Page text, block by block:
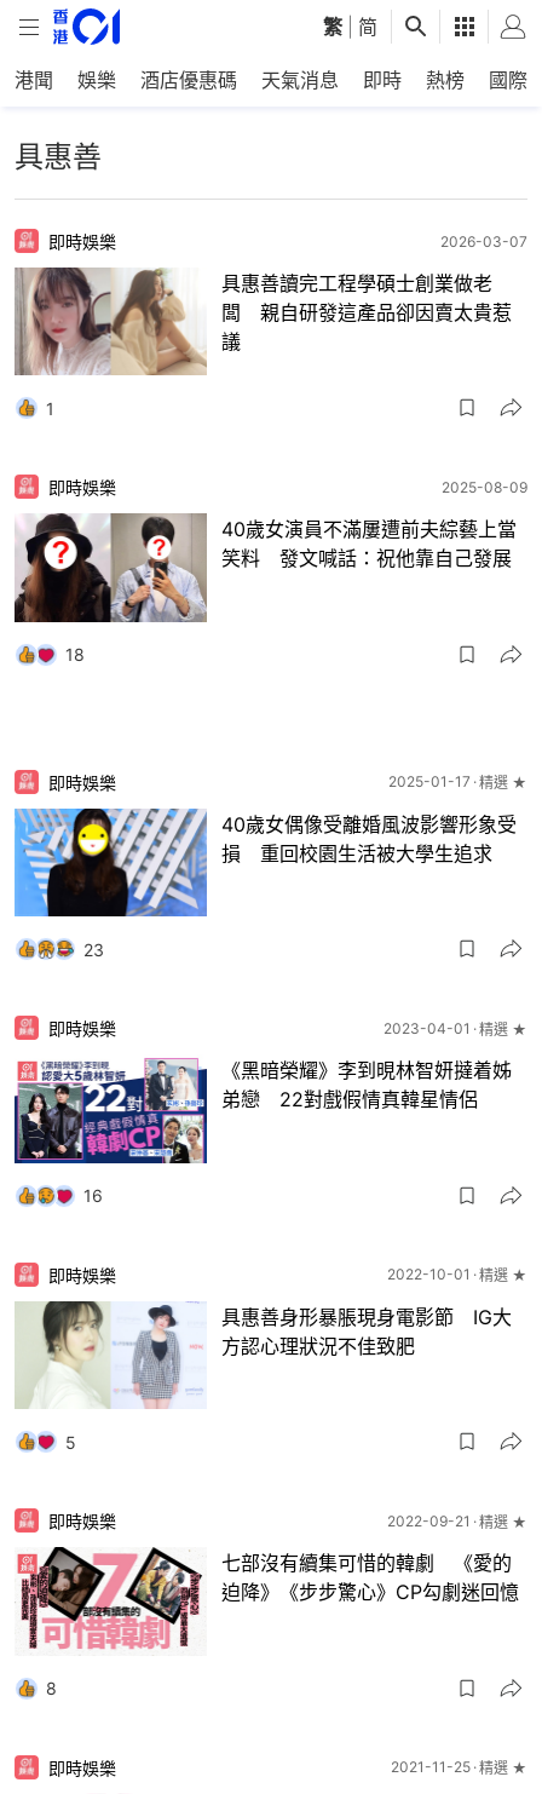
繁 简
港聞 娛樂 酒店優惠碼 天氣消息 即時 熱榜 國際
具惠善
即時娛樂 2026-03-07
具惠善讀完工程學碩士創業做老
闆 親自研發這產品卻因賣太貴惹
議
1
即時娛樂 2025-08-09
40歲女演員不滿屢遭前夫綜藝上當
笑料 發文喊話：祝他靠自己發展
18
即時娛樂 2025-01-17 精選 ★
40歲女偶像受離婚風波影響形象受
損 重回校園生活被大學生追求
23
即時娛樂 2023-04-01 精選 ★
《黑暗榮耀》李到晛林智妍撻着姊
弟戀 22對戲假情真韓星情侶
16
即時娛樂 2022-10-01 精選 ★
具惠善身形暴脹現身電影節 IG大
方認心理狀況不佳致肥
5
即時娛樂 2022-09-21 精選 ★
七部沒有續集可惜的韓劇 《愛的
迫降》《步步驚心》CP勾劇迷回憶
8
即時娛樂 2021-11-25 精選 ★